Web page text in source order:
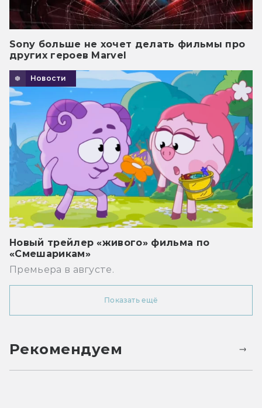
Sony больше не хочет делать фильмы про
других героев Marvel
Новости
Новый трейлер «живого» фильма по
«Смешарикам»
Премьера в августе.
Показать ещё
Рекомендуем